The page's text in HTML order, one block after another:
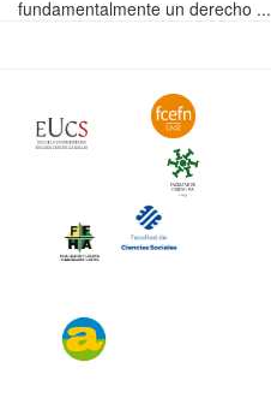
fundamentalmente un derecho ...